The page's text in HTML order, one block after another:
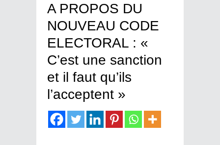
A PROPOS DU
NOUVEAU CODE
ELECTORAL : «
C’est une sanction
et il faut qu’ils
l’acceptent »